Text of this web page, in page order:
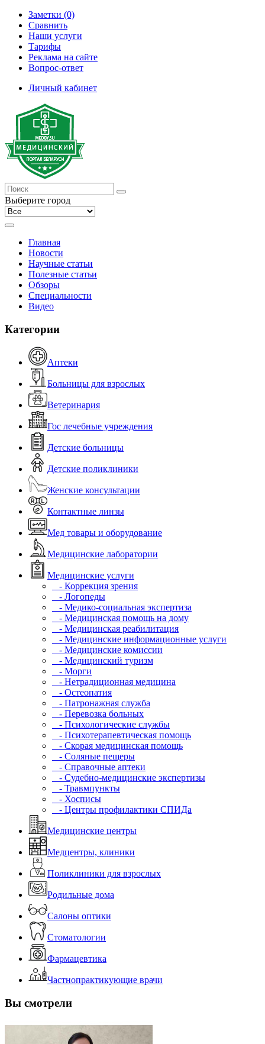
Заметки (0)
Сравнить
Наши услуги
Тарифы
Реклама на сайте
Вопрос-ответ
Личный кабинет
Выберите город
Главная
Новости
Научные статьи
Полезные статьи
Обзоры
Специальности
Видео
Категории
Аптеки
Больницы для взрослых
Ветеринария
Гос лечебные учреждения
Детские больницы
Детские поликлиники
Женские консультации
Контактные линзы
Мед товары и оборудование
Медицинские лаборатории
Медицинские услуги
- Коррекция зрения
- Логопеды
- Медико-социальная экспертиза
- Медицинская помощь на дому
- Медицинская реабилитация
- Медицинские информационные услуги
- Медицинские комиссии
- Медицинский туризм
- Морги
- Нетрадиционная медицина
- Остеопатия
- Патронажная служба
- Перевозка больных
- Психологические службы
- Психотерапевтическая помощь
- Скорая медицинская помощь
- Соляные пещеры
- Справочные аптеки
- Судебно-медицинские экспертизы
- Травмпункты
- Хосписы
- Центры профилактики СПИДа
Медицинские центры
Медцентры, клиники
Поликлиники для взрослых
Родильные дома
Салоны оптики
Стоматологии
Фармацевтика
Частнопрактикующие врачи
Вы смотрели